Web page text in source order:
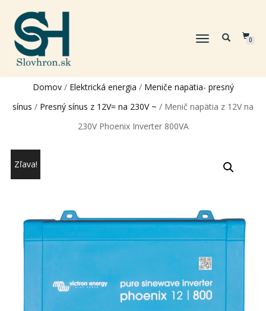
TOGGLE
0
Domov/ Elektrická energia / Meniče napätia- presný
sínus / Presný sínus z 12V= na 230V ~ / Menič napätia z 12V na
230V Phoenix Inverter 800VA
Zľava!